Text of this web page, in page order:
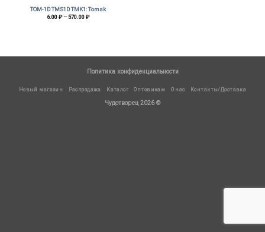
TOM-1D TMS1D TMK1: Tomsk
6.00₽ – 570.00₽Диапазон
Политика конфиденциальности
Новый магазин Распродажа Каталог Оптовикам О нас Контакты/Доставка
Чудотворец 2026 ©